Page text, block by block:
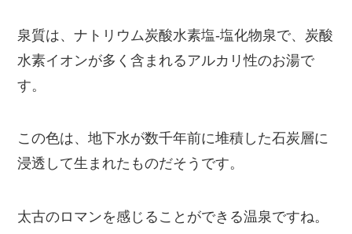
泉質は、ナトリウム炭酸水素塩-塩化物泉で、炭酸
水素イオンが多く含まれるアルカリ性のお湯で
す。
この色は、地下水が数千年前に堆積した石炭層に
浸透して生まれたものだそうです。
太古のロマンを感じることができる温泉ですね。